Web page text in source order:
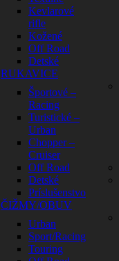
Kevlarové
rifle
Kožené
Off Road
Detské
RUKAVICE
Športové –
Racing
Turistické –
Urban
Chopper –
Cruiser
Off Road
Detské
Príslušenstvo
ČIŽMY/OBUV
Urban
Sport/Racing
Touring